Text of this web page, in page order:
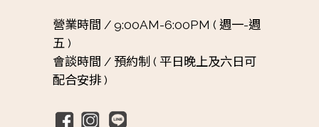
營業時間 / 9:00AM-6:00PM ( 週一-週
五 )
會談時間 / 預約制 ( 平日晚上及六日可
配合安排 )